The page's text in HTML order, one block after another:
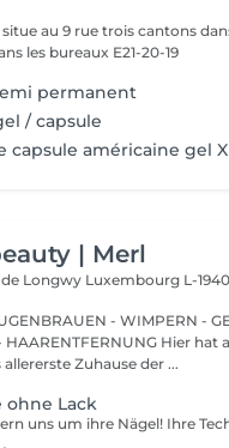
situe au 9 rue trois cantons
les bureaux E21-20-19
permanent
/ capsule
capsule américaine gel X
| Merl
Longwy Luxembourg L-1940
- WIMPERN -
Hier hat alles begonnen. Seit 2022
allererste Zuhause der ...
ohne Lack